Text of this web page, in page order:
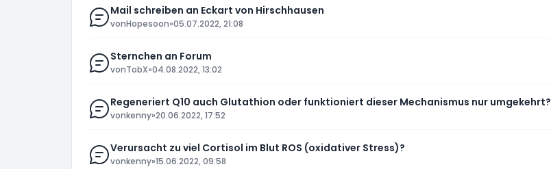
Mail schreiben an Eckart von Hirschhausen
vonHopesoon»05.07.2022, 21:08
Sternchen an Forum
vonTobX»04.08.2022, 13:02
Regeneriert Q10 auch Glutathion oder funktioniert dieser Mechanismus nur umgekehrt?
vonkenny»20.06.2022, 17:52
Verursacht zu viel Cortisol im Blut ROS (oxidativer Stress)?
vonkenny»15.06.2022, 09:58